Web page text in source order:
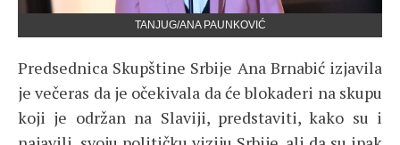
TANJUG/ANA PAUNKOVIĆ
Predsednica Skupštine Srbije Ana Brnabić izjavila
je večeras da je očekivala da će blokaderi na skupu
koji je održan na Slaviji, predstaviti, kako su i